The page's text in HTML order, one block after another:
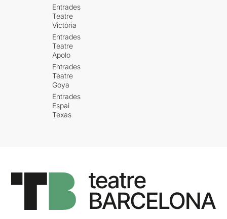
Entrades
Teatre
Victòria
Entrades
Teatre
Apolo
Entrades
Teatre
Goya
Entrades
Espai
Texas